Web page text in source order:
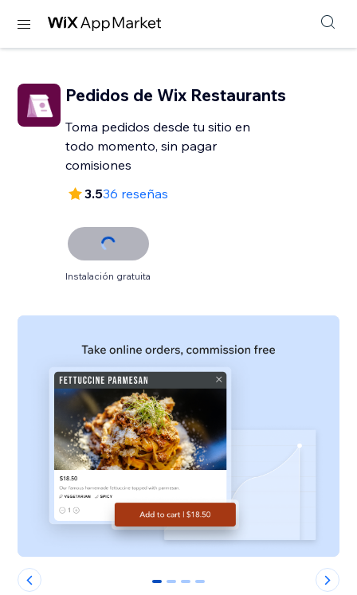
Pedidos de Wix Restaurants
Toma pedidos desde tu sitio en
todo momento, sin pagar
comisiones
3.536 reseñas
Instalación gratuita
0 1 2 3